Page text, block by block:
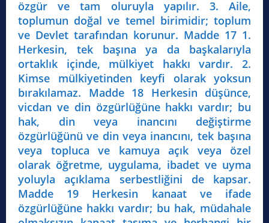
özgür ve tam oluruyla yapılır. 3. Aile,
toplumun doğal ve temel birimidir; toplum
ve Devlet tarafından korunur. Madde 17 1.
Herkesin, tek başına ya da başkalarıyla
ortaklık içinde, mülkiyet hakkı vardır. 2.
Kimse mülkiyetinden keyfi olarak yoksun
bırakılamaz. Madde 18 Herkesin düşünce,
vicdan ve din özgürlüğüne hakkı vardır; bu
hak, din veya inancını değiştirme
özgürlüğünü ve din veya inancını, tek başına
veya topluca ve kamuya açık veya özel
olarak öğretme, uygulama, ibadet ve uyma
yoluyla açıklama serbestliğini de kapsar.
Madde 19 Herkesin kanaat ve ifade
özgürlüğüne hakkı vardır; bu hak, müdahale